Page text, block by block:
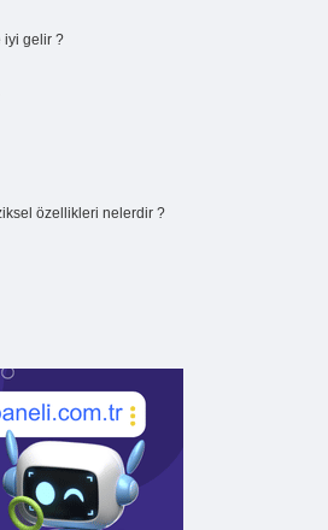
iyi gelir ?
özellikleri nelerdir ?